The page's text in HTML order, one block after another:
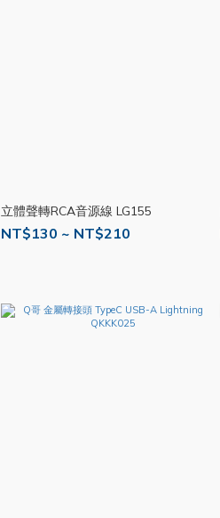
立體聲轉RCA音源線 LG155
NT$130 ~ NT$210